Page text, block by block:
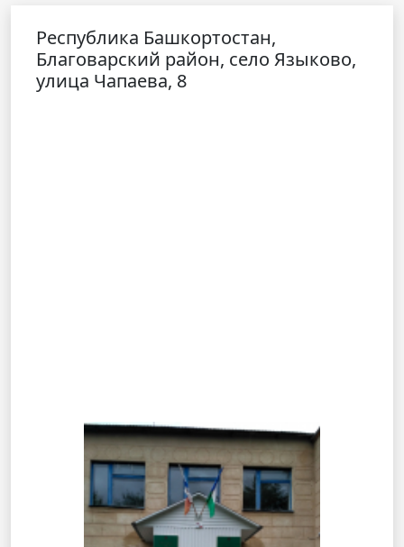
Республика Башкортостан,
Благоварский район, село Языково,
улица Чапаева, 8